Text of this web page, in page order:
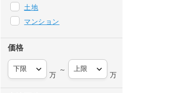
土地
マンション
価格
万
～
万